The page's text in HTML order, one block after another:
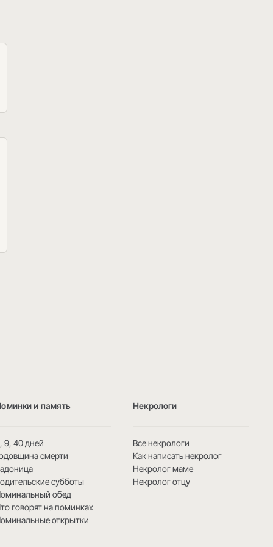
и память
9, 40 дней
смерти
субботы
обед
говорят на поминках
открытки
Некрологи
Все некрологи
Как написать некролог
Некролог маме
Некролог отцу